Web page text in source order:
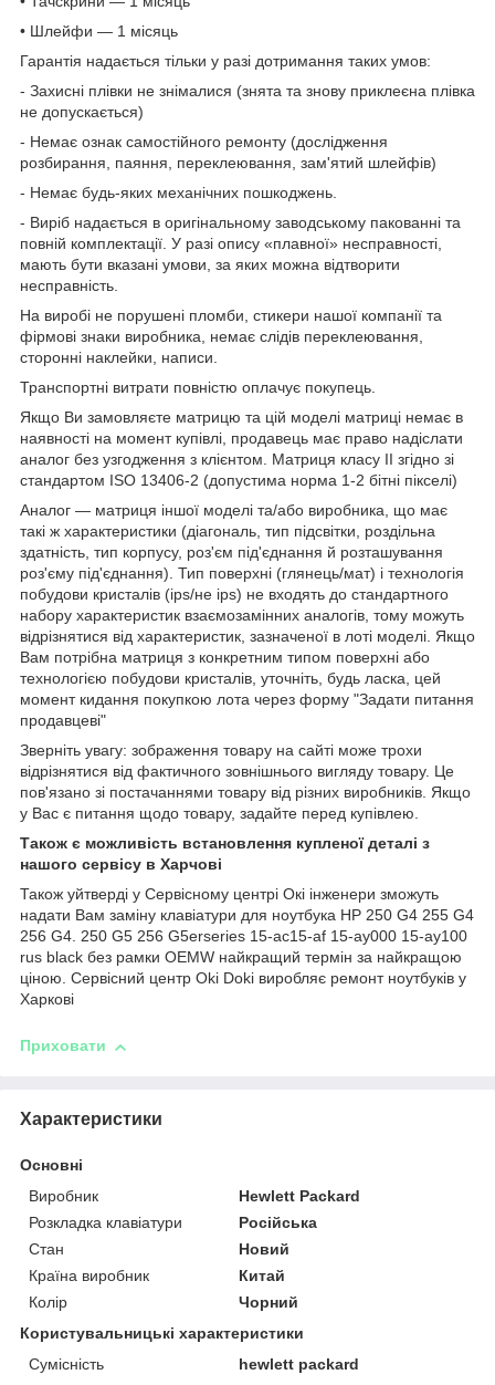
• Шлейфи — 1 місяць
Гарантія надається тільки у разі дотримання таких умов:
- Захисні плівки не знімалися (знята та знову приклеєна плівка
не допускається)
- Немає ознак самостійного ремонту (дослідження
розбирання, паяння, переклеювання, зам'ятий шлейфів)
- Немає будь-яких механічних пошкоджень.
- Виріб надається в оригінальному заводському пакованні та
повній комплектації. У разі опису «плавної» несправності,
мають бути вказані умови, за яких можна відтворити
несправність.
На виробі не порушені пломби, стикери нашої компанії та
фірмові знаки виробника, немає слідів переклеювання,
сторонні наклейки, написи.
Транспортні витрати повністю оплачує покупець.
Якщо Ви замовляєте матрицю та цій моделі матриці немає в
наявності на момент купівлі, продавець має право надіслати
аналог без узгодження з клієнтом. Матриця класу II згідно зі
стандартом ISO 13406-2 (допустима норма 1-2 бітні пікселі)
Аналог — матриця іншої моделі та/або виробника, що має
такі ж характеристики (діагональ, тип підсвітки, роздільна
здатність, тип корпусу, роз'єм під'єднання й розташування
роз'єму під'єднання). Тип поверхні (глянець/мат) і технологія
побудови кристалів (ips/не ips) не входять до стандартного
набору характеристик взаємозамінних аналогів, тому можуть
відрізнятися від характеристик, зазначеної в лоті моделі. Якщо
Вам потрібна матриця з конкретним типом поверхні або
технологією побудови кристалів, уточніть, будь ласка, цей
момент кидання покупкою лота через форму "Задати питання
продавцеві"
Зверніть увагу: зображення товару на сайті може трохи
відрізнятися від фактичного зовнішнього вигляду товару. Це
пов'язано зі постачаннями товару від різних виробників. Якщо
у Вас є питання щодо товару, задайте перед купівлею.
Також є можливість встановлення купленої деталі з
нашого сервісу в Харчові
Також уйтверді у Сервісному центрі Окі інженери зможуть
надати Вам заміну клавіатури для ноутбука HP 250 G4 255 G4
256 G4. 250 G5 256 G5erseries 15-ac15-af 15-ay000 15-ay100
rus black без рамки OEMW найкращий термін за найкращою
ціною. Сервісний центр Oki Doki виробляє ремонт ноутбуків у
Харкові
Приховати
Характеристики
Основні
Виробник
Hewlett Packard
Розкладка клавіатури
Російська
Стан
Новий
Країна виробник
Китай
Колір
Чорний
Користувальницькі характеристики
Сумісність
hewlett packard